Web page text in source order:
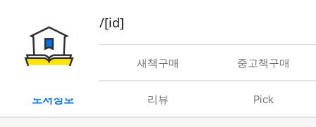
book/rent/[id]
대여 새책구매 중고책구매
도서정보 리뷰 Pick